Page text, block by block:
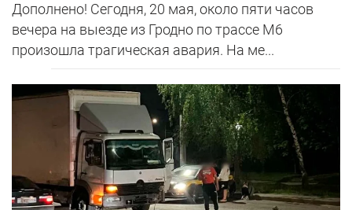
Дополнено! Сегодня, 20 мая, около пяти часов
вечера на выезде из Гродно по трассе М6
произошла трагическая авария. На ме...